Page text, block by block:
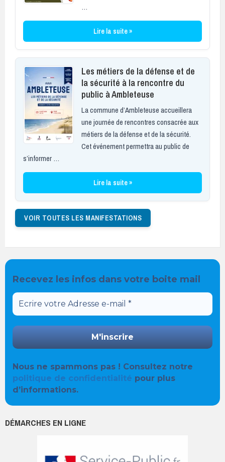
…
Lire la suite »
Les métiers de la défense et de
la sécurité à la rencontre du
public à Ambleteuse
La commune d’Ambleteuse accueillera
une journée de rencontres consacrée aux
métiers de la défense et de la sécurité.
Cet événement permettra au public de
s’informer …
Lire la suite »
VOIR TOUTES LES MANIFESTATIONS
Recevez les infos dans votre boite mail
Nous ne spammons pas ! Consultez notre
politique de confidentialité pour plus
d’informations.
DÉMARCHES EN LIGNE